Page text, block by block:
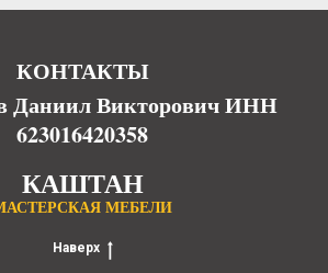
КОНТАКТЫ
Викторович ИНН
623016420358
КАШТАН
МЕБЕЛИ
Наверх